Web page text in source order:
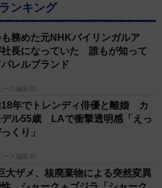
ンキング
務めた元NHKバイリンガルア
長になっていた 誰もが知って
レルブランド
ース編集部
18年でトレンディ俳優と離婚 カ
デル55歳 LAで衝撃透明感「えっ
くり」
ース編集部
大ザメ、核廃棄物による突然変異